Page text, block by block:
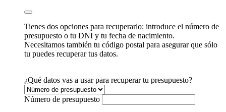
Tienes dos opciones para recuperarlo: introduce el número de
presupuesto o tu DNI y tu fecha de nacimiento.
Necesitamos también tu código postal para asegurar que sólo
tu puedes recuperar tus datos.
¿Qué datos vas a usar para recuperar tu presupuesto?
Número de presupuesto